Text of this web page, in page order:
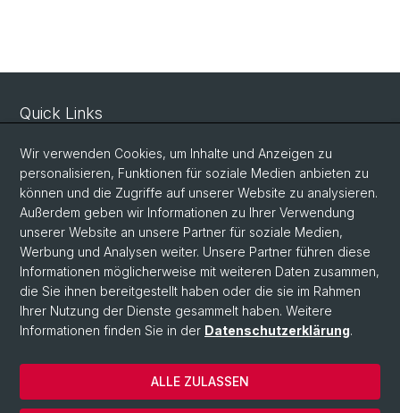
Quick Links
Vorlesungsverzeichnis
Raumtool Universität Basel
Social Media
Instagram
Wir verwenden Cookies, um Inhalte und Anzeigen zu
personalisieren, Funktionen für soziale Medien anbieten zu
können und die Zugriffe auf unserer Website zu analysieren.
Außerdem geben wir Informationen zu Ihrer Verwendung
unserer Website an unsere Partner für soziale Medien,
Werbung und Analysen weiter. Unsere Partner führen diese
Informationen möglicherweise mit weiteren Daten zusammen,
die Sie ihnen bereitgestellt haben oder die sie im Rahmen
Ihrer Nutzung der Dienste gesammelt haben. Weitere
Informationen finden Sie in der Datenschutzerklärung.
ALLE ZULASSEN